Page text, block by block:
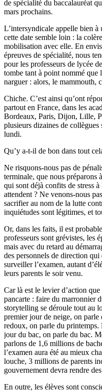
de spécialité du baccalauréat
mars prochains.
L’intersyndicale appelle bien
cette date semble loin : la
mobilisation avec elle. En
épreuves de spécialité, nous
pour les professeurs de lycée
tombe tant à point nommé que
narguer : alors, le mammouth,
Chiche. C’est ainsi qu’ont
partout en France, dans les
Bordeaux, Paris, Dijon, Lille,
plusieurs dizaines de collègues
lundi.
Qu’y a-t-il de bon dans tout
Ne risquons-nous pas de
terminale, que nous préparons
qui sont déjà confits de stress
attendent ? Ne venons-nous
sacrifier au nom de la lutte
inquiétudes sont légitimes, et
Or, dans les faits, il est
professeurs sont grévistes, les
mais avec du retard au
des personnels de direction
surveiller l’examen, autant
leurs parents le soir venu.
Car là est le levier d’action
pancarte : faire du marronnier
storytelling se déroule tout au
premier jour de neige, on
redoux, on parle du printemps.
jour du bac, on parle du bac.
parlons de 1,6 millions de
l’examen aura été au mieux
louche, 3 millions de parents
gouvernement devra rendre
En outre, les élèves sont